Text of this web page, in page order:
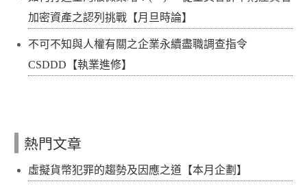
加密資產之認列挑戰【月旦時論】
不可不知與人權有關之企業永續盡職調查指令
CSDDD【執業進修】
熱門文章
虛擬貨幣犯罪的趨勢及因應之道【本月企劃】